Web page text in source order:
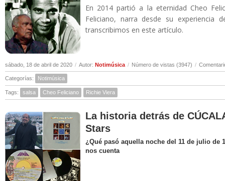
En 2014 partió a la eternidad Cheo
Feliciano, narra desde su experiencia
transcribimos en este artículo.
sábado, 18 de abril de 2020 / Autor: Notimúsica / Número de vistas (3947) /
Categorías: Notimúsica
Tags: salsa Cheo Feliciano Richie Viera
La historia detrás de
Stars
¿Qué pasó aquella noche del 11 de julio de
nos cuenta